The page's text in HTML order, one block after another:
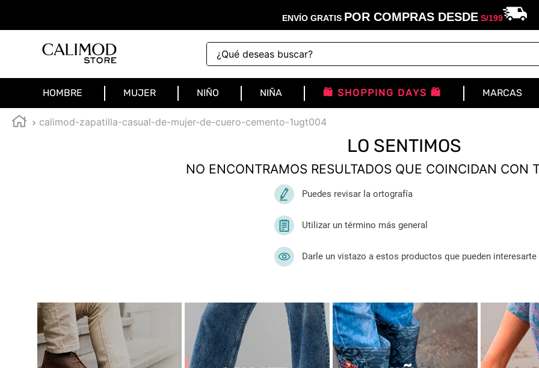
ENVÍO GRATIS POR COMPRAS DESDES/199
¿Qué deseas buscar?
HOMBRE MUJER NIÑO NIÑA 🛍️ SHOPPING DAYS 🛍️ MARCAS
calimod-zapatilla-casual-de-mujer-de-cuero-cemento-1ugt004
LO SENTIMOS
NO ENCONTRAMOS RESULTADOS QUE COINCIDAN CON
Puedes revisar la ortografía
Utilizar un término más general
Darle un vistazo a estos productos que pueden interesarte